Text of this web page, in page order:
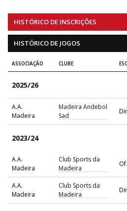
HISTÓRICO DE INSCRIÇÕES
HISTÓRICO DE JOGOS
ASSOCIAÇÃO CLUBE
2025/26
A.A.
Madeira
Madeira Andebol
Sad
2023/24
A.A.
Madeira
Club Sports da
Madeira
A.A.
Madeira
Club Sports da
Madeira